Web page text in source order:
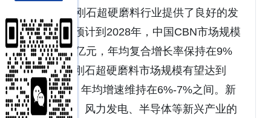
CBN和金刚石超硬磨料行业提供了良好的发
展机遇。预计到2028年，中国CBN市场规模
将突破60亿元，年均复合增长率保持在9%
左右；金刚石超硬磨料市场规模有望达到
180亿元，年均增速维持在6%-7%之间。新
能源汽车、风力发电、半导体等新兴产业的